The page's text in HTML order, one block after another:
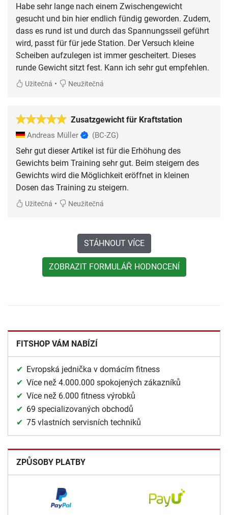
Habe sehr lange nach einem Zwischengewicht
gesucht und bin hier endlich fündig geworden. Zudem,
dass es rund ist und durch das Spannungsseil geführt
wird, passt für für jede Station. Der Versuch kleine
Scheiben aufzulegen ist immer gescheitert. Dieses
runde Gewicht sitzt fest. Kann ich sehr gut empfehlen.
Užitečná • Neužitečná
Zusatzgewicht für Kraftstation
Andreas Müller (BC-ZG)
Sehr gut dieser Artikel ist für die Erhöhung des
Gewichts beim Training sehr gut. Beim steigern des
Gewichts wird die Möglichkeit eröffnet in kleinen
Dosen das Training zu steigern.
Užitečná • Neužitečná
STÁHNOUT VÍCE
ZOBRAZIT FORMULÁŘ HODNOCENÍ
FITSHOP VÁM NABÍZÍ
Evropská jednička v domácím fitness
Více než 4.000.000 spokojených zákazníků
Více než 6.000 fitness výrobků
69 specializovaných obchodů
75 vlastních servisních techniků
ZPŮSOBY PLATBY